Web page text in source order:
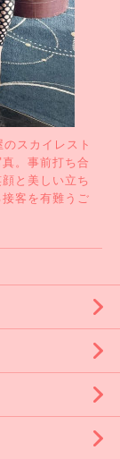
スカイレスト
。事前打ち合
と美しい立ち
客を有難うご